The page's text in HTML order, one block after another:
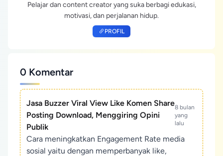
Pelajar dan content creator yang suka berbagi edukasi,
motivasi, dan perjalanan hidup.
PROFIL
0 Komentar
Jasa Buzzer Viral View Like Komen Share
Posting Download, Menggiring Opini
Publik
8 bulan
yang
lalu
Cara meningkatkan Engagement Rate media
sosial yaitu dengan memperbanyak like,